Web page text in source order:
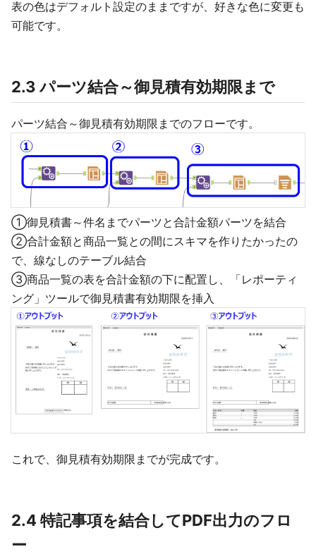
表の色はデフォルト設定のままですが、好きな色に変更も
可能です。
2.3 パーツ結合～御見積有効期限まで
パーツ結合～御見積有効期限までのフローです。
①御見積書～件名までパーツと合計金額パーツを結合
②合計金額と商品一覧との間にスキマを作りたかったの
で、線なしのテーブル結合
③商品一覧の表を合計金額の下に配置し、「レポーティ
ング」ツールで御見積書有効期限を挿入
これで、御見積有効期限までが完成です。
2.4 特記事項を結合してPDF出力のフロ
ー